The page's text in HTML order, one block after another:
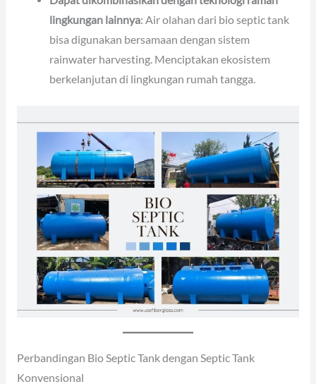
lingkungan lainnya: Air olahan dari bio septic tank
bisa digunakan bersamaan dengan sistem
rainwater harvesting. Menciptakan ekosistem
berkelanjutan di lingkungan rumah tangga.
Perbandingan Bio Septic Tank dengan Septic Tank
Konvensional